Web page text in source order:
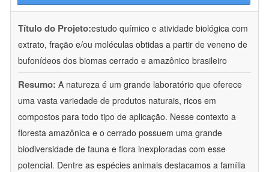
Título do Projeto:estudo químico e atividade biológica com
extrato, fração e/ou moléculas obtidas a partir de veneno de
bufonídeos dos biomas cerrado e amazônico brasileiro
Resumo: A natureza é um grande laboratório que oferece
uma vasta variedade de produtos naturais, ricos em
compostos para todo tipo de aplicação. Nesse contexto a
floresta amazônica e o cerrado possuem uma grande
biodiversidade de fauna e flora inexploradas com esse
potencial. Dentre as espécies animais destacamos a família